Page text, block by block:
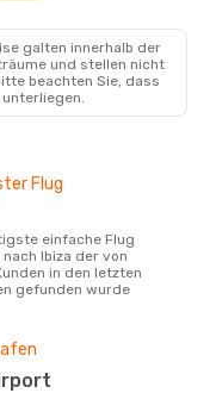
galten innerhalb der
und stellen nicht
beachten Sie, dass
Flug
Ibiza der von
in den letzten
gefunden wurde